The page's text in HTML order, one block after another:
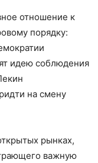
отношение к
порядку:
идею соблюдения
на смену
рынках,
важную